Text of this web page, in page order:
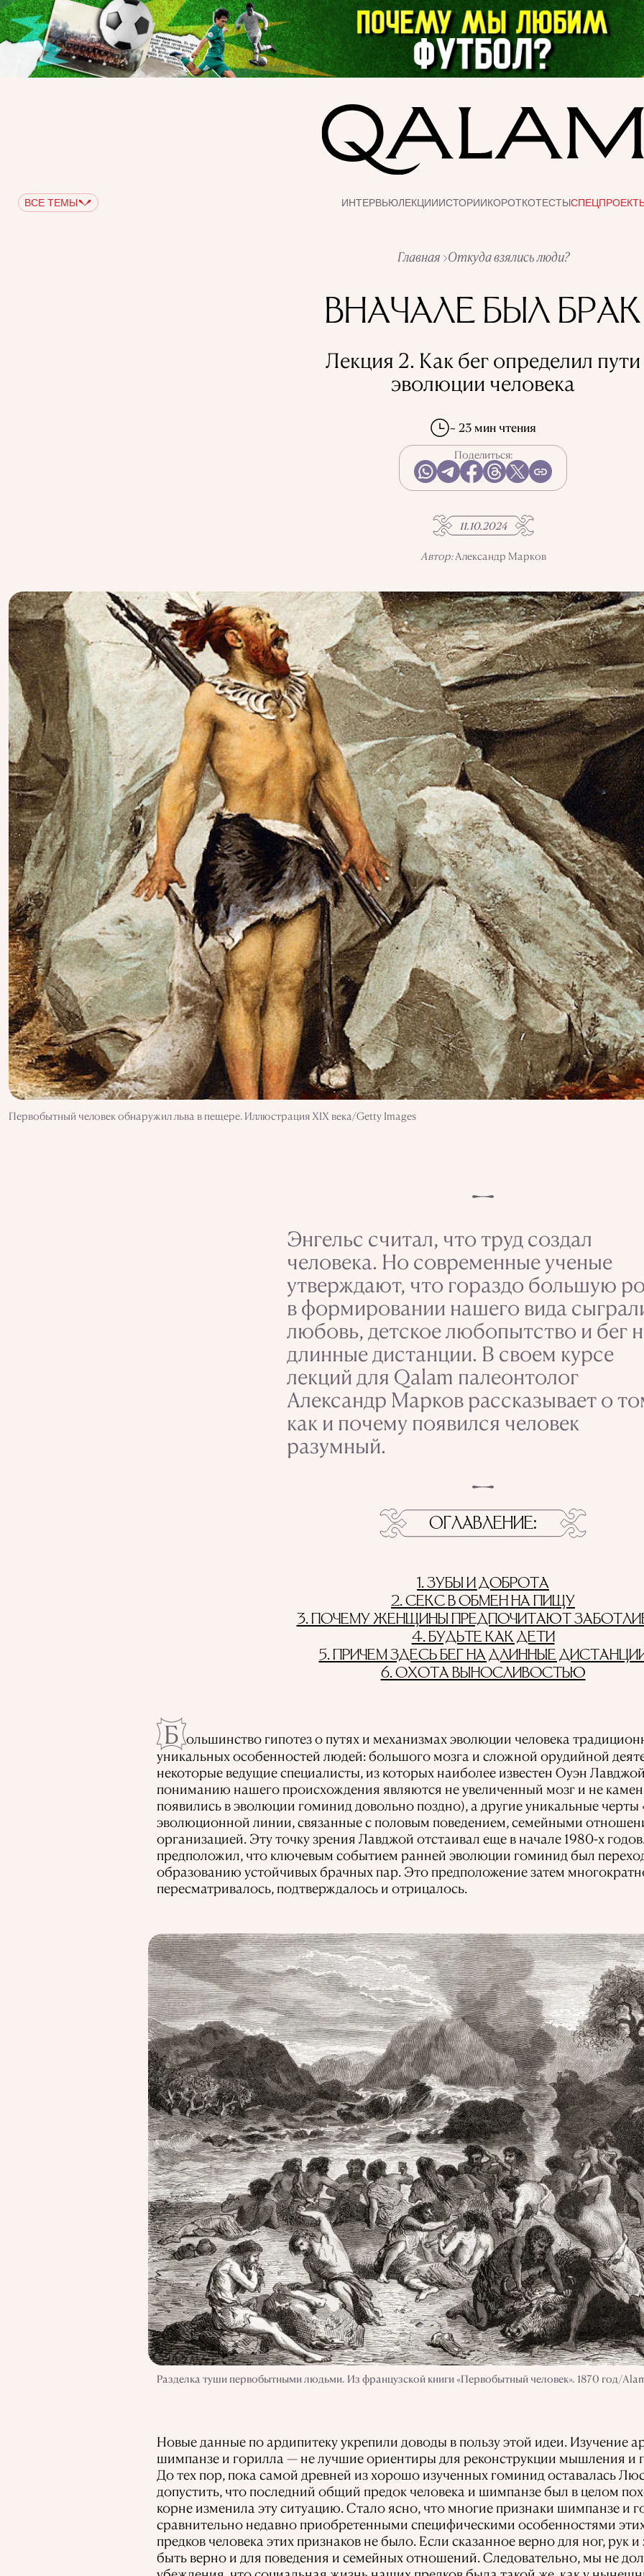
ВСЕ ТЕМЫ ИНТЕРВЬЮЛЕКЦИИИСТОРИИКОРОТКОТЕСТЫ
Главная Откуда взялись люди?
ВНАЧАЛЕ БЫЛ БРАК
Лекция 2. Как бег определил пути
эволюции человека
~ 23 мин чтения
Поделиться:
11.10.2024
Автор:Александр Марков
Первобытный человек обнаружил льва в пещере. Иллюстрация XIX века/Getty Images
Энгельс считал, что труд создал
человека. Но современные ученые
утверждают, что гораздо большую
в формировании нашего вида
любовь, детское любопытство и бег
длинные дистанции. В своем курсе
лекций для Qalam палеонтолог
Александр Марков рассказывает о
как и почему появился человек
разумный.
ОГЛАВЛЕНИЕ
1. ЗУБЫ И ДОБРОТА
2. СЕКС В ОБМЕН НА ПИЩУ
3. ПОЧЕМУ ЖЕНЩИНЫ ПРЕДПОЧИТАЮТ
4. БУДЬТЕ КАК ДЕТИ
5. ПРИЧЕМ ЗДЕСЬ БЕГ НА ДЛИННЫЕ
6. ОХОТА ВЫНОСЛИВОСТЬЮ
Б ольшинство гипотез о путях и механизмах эволюции человека
уникальных особенностей людей: большого мозга и сложной орудийной
некоторые ведущие специалисты, из которых наиболее известен Оуэн
пониманию нашего происхождения являются не увеличенный мозг и не
появились в эволюции гоминид довольно поздно), а другие уникальные черты
эволюционной линии, связанные с половым поведением, семейными
организацией. Эту точку зрения Лавджой отстаивал еще в начале 1980-х
предположил, что ключевым событием ранней эволюции гоминид был
образованию устойчивых брачных пар. Это предположение затем
пересматривалось, подтверждалось и отрицалось.
Разделка туши первобытными людьми. Из французской книги «Первобытный человек». 1870 год/
Новые данные по ардипитеку укрепили доводы в пользу этой идеи. Изучение
шимпанзе и горилла — не лучшие ориентиры для реконструкции мышления и
До тех пор, пока самой древней из хорошо изученных гоминид оставалась
допустить, что последний общий предок человека и шимпанзе был в целом
корне изменила эту ситуацию. Стало ясно, что многие признаки шимпанзе и
сравнительно недавно приобретенными специфическими особенностями
предков человека этих признаков не было. Если сказанное верно для ног, рук
быть верно и для поведения и семейных отношений. Следовательно, мы не